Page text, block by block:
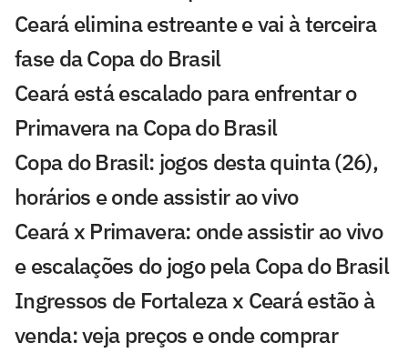
Ceará elimina estreante e vai à terceira
fase da Copa do Brasil
Ceará está escalado para enfrentar o
Primavera na Copa do Brasil
Copa do Brasil: jogos desta quinta (26),
horários e onde assistir ao vivo
Ceará x Primavera: onde assistir ao vivo
e escalações do jogo pela Copa do Brasil
Ingressos de Fortaleza x Ceará estão à
venda: veja preços e onde comprar